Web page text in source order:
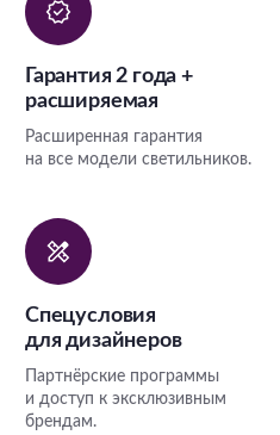
Гарантия 2 года +
расширяемая
Расширенная гарантия
на все модели светильников.
Спецусловия
для дизайнеров
Партнёрские программы
и доступ к эксклюзивным
брендам.